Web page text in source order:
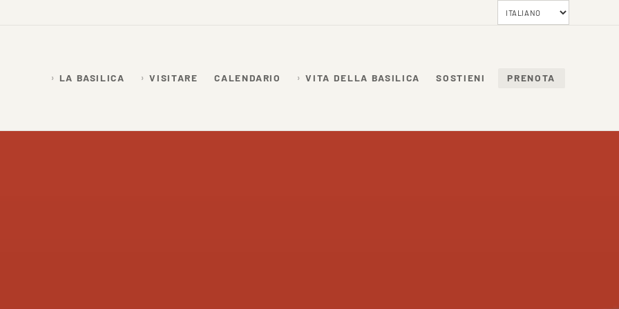
LA BASILICA VISITARE CALENDARIO VITA DELLA BASILICA SOSTIENI PRENOTA